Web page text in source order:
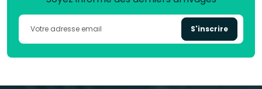
S'inscrire